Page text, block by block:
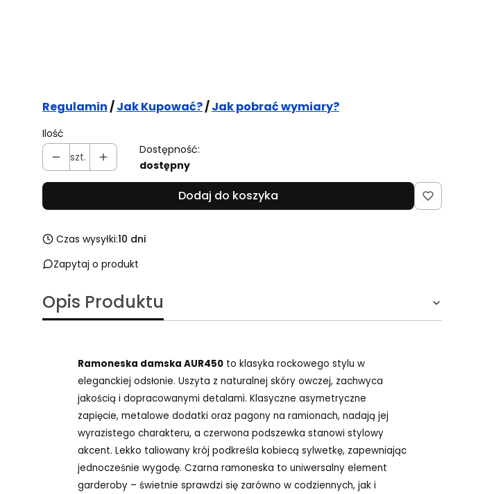
Regulamin/Jak Kupować?/Jak pobrać wymiary?
Ilość
szt.
Dostępność:
dostępny
Dodaj do koszyka
Czas wysyłki:10 dni
Zapytaj o produkt
Opis Produktu
Ramoneska damska AUR450to klasyka rockowego stylu w
eleganckiej odsłonie. Uszyta z naturalnej skóry owczej, zachwyca
jakością i dopracowanymi detalami. Klasyczne asymetryczne
zapięcie, metalowe dodatki oraz pagony na ramionach, nadają jej
wyrazistego charakteru, a czerwona podszewka stanowi stylowy
akcent. Lekko taliowany krój podkreśla kobiecą sylwetkę, zapewniając
jednocześnie wygodę. Czarna ramoneska to uniwersalny element
garderoby – świetnie sprawdzi się zarówno w codziennych, jak i